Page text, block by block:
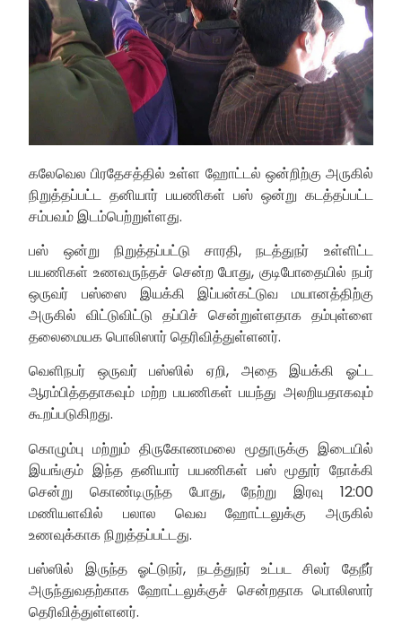
கலேவெல பிரதேசத்தில் உள்ள ஹோட்டல் ஒன்றிற்கு அருகில்
நிறுத்தப்பட்ட தனியார் பயணிகள் பஸ் ஒன்று கடத்தப்பட்ட
சம்பவம் இடம்பெற்றுள்ளது.
பஸ் ஒன்று நிறுத்தப்பட்டு சாரதி, நடத்துநர் உள்ளிட்ட
பயணிகள் உணவருந்தச் சென்ற போது, ​​குடிபோதையில் நபர்
ஒருவர் பஸ்ஸை இயக்கி இப்பன்கட்டுவ மயானத்திற்கு
அருகில் விட்டுவிட்டு தப்பிச் சென்றுள்ளதாக தம்புள்ளை
தலைமையக பொலிஸார் தெரிவித்துள்ளனர்.
வெளிநபர் ஒருவர் பஸ்ஸில் ஏறி, அதை இயக்கி ஓட்ட
ஆரம்பித்ததாகவும் மற்ற பயணிகள் பயந்து அலறியதாகவும்
கூறப்படுகிறது.
கொழும்பு மற்றும் திருகோணமலை மூதூருக்கு இடையில்
இயங்கும் இந்த தனியார் பயணிகள் பஸ் மூதூர் நோக்கி
சென்று கொண்டிருந்த போது, ​​நேற்று இரவு 12:00
மணியளவில் பலால வெவ ஹோட்டலுக்கு அருகில்
உணவுக்காக நிறுத்தப்பட்டது.
பஸ்ஸில் இருந்த ஓட்டுநர், நடத்துநர் உட்பட சிலர் தேநீர்
அருந்துவதற்காக ஹோட்டலுக்குச் சென்றதாக பொலிஸார்
தெரிவித்துள்ளனர்.